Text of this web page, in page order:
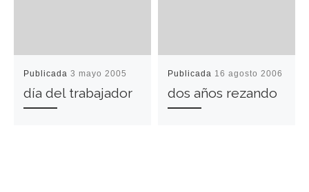
Publicada3 mayo 2005
día del trabajador
Publicada 16 agosto 2006
dos años rezando